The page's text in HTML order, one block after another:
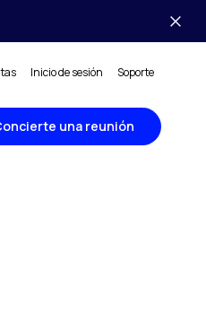
Inicio de sesión Soporte
una reunión